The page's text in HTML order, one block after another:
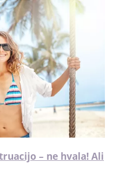
– ne hvala! Ali